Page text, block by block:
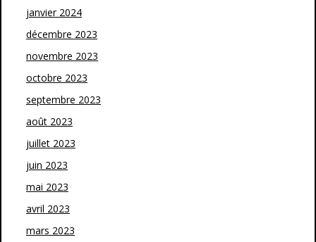
janvier 2024
décembre 2023
novembre 2023
octobre 2023
septembre 2023
août 2023
juillet 2023
juin 2023
mai 2023
avril 2023
mars 2023